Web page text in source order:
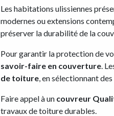
Les habitations ulissiennes
modernes ou extensions
préserver la durabilité de la
Pour garantir la protection de
savoir-faire en couverture.
de toiture, en sélectionnant
Faire appel à un couvreur
travaux de toiture durables.